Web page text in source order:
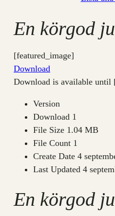
En körgod
[featured_image]
Download
Download is available until
Version
Download 1
File Size 1.04 MB
File Count 1
Create Date 4
Last Updated 4
En körgod